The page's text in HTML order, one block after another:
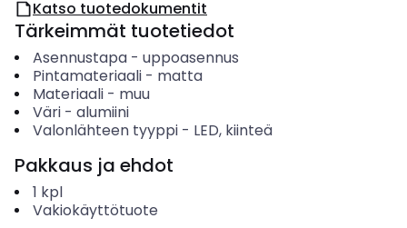
Katso tuotedokumentit
Tärkeimmät tuotetiedot
Asennustapa- uppoasennus
Pintamateriaali- matta
Materiaali- muu
Väri- alumiini
Valonlähteen tyyppi- LED, kiinteä
Pakkaus ja ehdot
1 kpl
Vakiokäyttötuote